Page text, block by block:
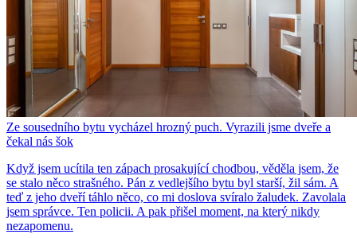
Ze sousedního bytu vycházel hrozný puch. Vyrazili jsme dveře a
čekal nás šok
Když jsem ucítila ten zápach prosakující chodbou, věděla jsem, že
se stalo něco strašného. Pán z vedlejšího bytu byl starší, žil sám. A
teď z jeho dveří táhlo něco, co mi doslova svíralo žaludek. Zavolala
jsem správce. Ten policii. A pak přišel moment, na který nikdy
nezapomenu.